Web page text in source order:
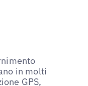
in molti
GPS,